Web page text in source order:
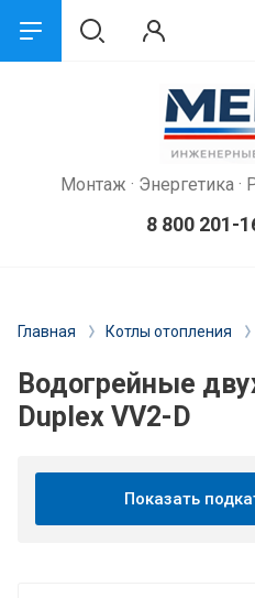
Монтаж · Энергетика
8 800 201-
Главная Котлы отопления
Водогрейные
Duplex VV2-D
Показать